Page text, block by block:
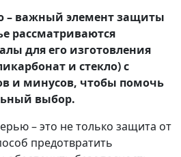
– важный элемент защиты
рассматриваются
для его изготовления
и стекло) с
и минусов, чтобы помочь
выбор.
– это не только защита от
предотвратить